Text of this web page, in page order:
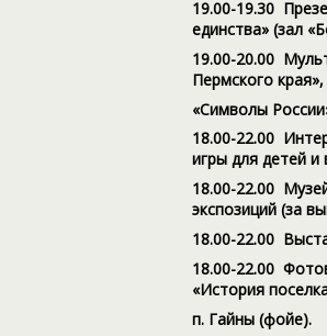
19.00-19.30
единства» (зал
19.00-20.00
Пермского края»,
«Символы
18.00-22.00
игры для детей и
18.00-22.00
экспозиций (за
18.00-22.00
18.00-22.00
«История
п. Гайны (фойе).